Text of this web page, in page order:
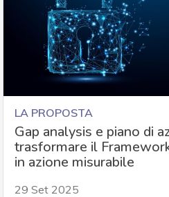
LA PROPOSTA
Gap analysis e piano di
trasformare il
in azione misurabile
29 Set 2025